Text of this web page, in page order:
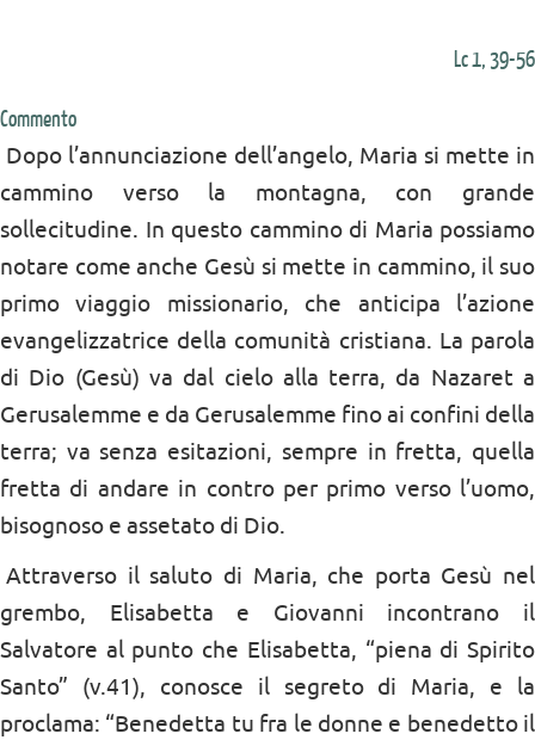
Lc 1, 39-56
Commento
Dopo l’annunciazione dell’angelo, Maria si mette in
cammino verso la montagna, con grande
sollecitudine. In questo cammino di Maria possiamo
notare come anche Gesù si mette in cammino, il suo
primo viaggio missionario, che anticipa l’azione
evangelizzatrice della comunità cristiana. La parola
di Dio (Gesù) va dal cielo alla terra, da Nazaret a
Gerusalemme e da Gerusalemme fino ai confini della
terra; va senza esitazioni, sempre in fretta, quella
fretta di andare in contro per primo verso l’uomo,
bisognoso e assetato di Dio.
Attraverso il saluto di Maria, che porta Gesù nel
grembo, Elisabetta e Giovanni incontrano il
Salvatore al punto che Elisabetta, “piena di Spirito
Santo” (v.41), conosce il segreto di Maria, e la
proclama: “Benedetta tu fra le donne e benedetto il